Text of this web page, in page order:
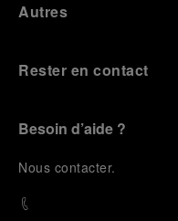
Autres
Rester en contact
Besoin d’aide ?
Nous contacter.